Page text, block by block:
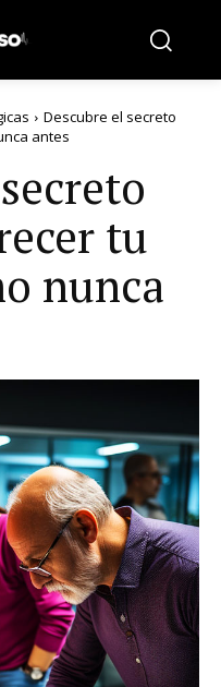
Descubre el secreto
antes
tu
nunca